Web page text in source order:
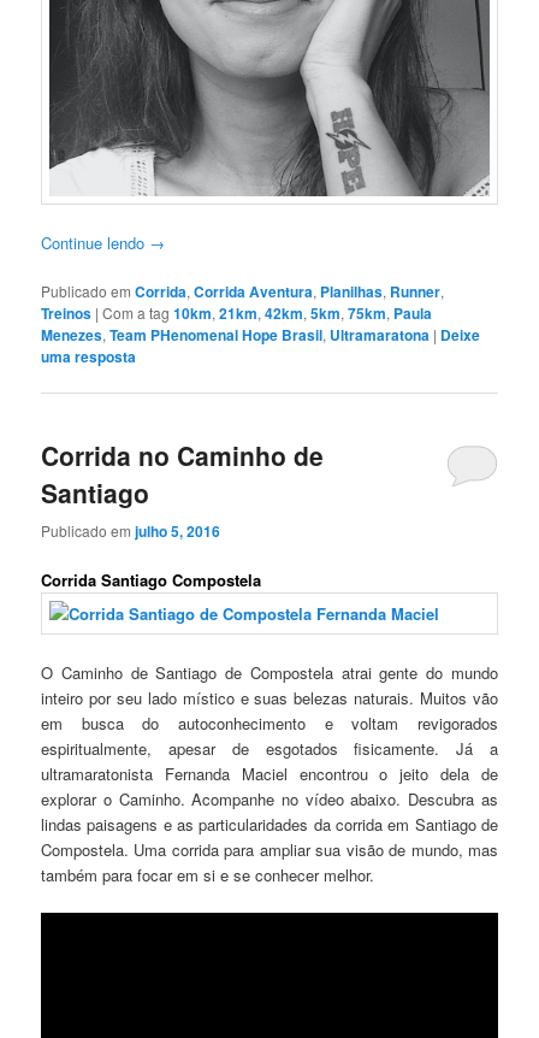
Continue lendo →
Publicado em Corrida,Corrida Aventura, Planilhas, Runner,
Treinos |Com a tag10km,21km,42km,5km,75km, Paula
Menezes,Team PHenomenal Hope Brasil, Ultramaratona | Deixe
uma resposta
Corrida no Caminho de
Santiago
Publicado emjulho 5, 2016
Corrida Santiago Compostela
O Caminho de Santiago de Compostela atrai gente do mundo
inteiro por seu lado místico e suas belezas naturais. Muitos vão
em busca do autoconhecimento e voltam revigorados
espiritualmente, apesar de esgotados fisicamente. Já a
ultramaratonista Fernanda Maciel encontrou o jeito dela de
explorar o Caminho. Acompanhe no vídeo abaixo. Descubra as
lindas paisagens e as particularidades da corrida em Santiago de
Compostela. Uma corrida para ampliar sua visão de mundo, mas
também para focar em si e se conhecer melhor.